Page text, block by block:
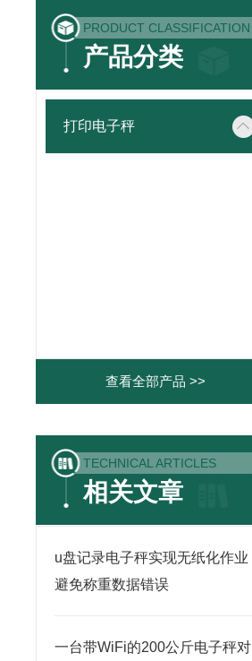
PRODUCT CLASSIFICATION
产品分类
打印电子秤
查看全部产品 >>
TECHNICAL ARTICLES
相关文章
u盘记录电子秤实现无纸化作业
避免称重数据错误
一台带WiFi的200公斤电子秤对